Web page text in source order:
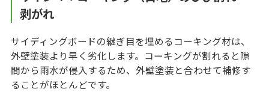
剥がれ
サイディングボードの継ぎ目を埋めるコーキング材は、
外壁塗装より早く劣化します。コーキングが割れると隙
間から雨水が侵入するため、外壁塗装と合わせて補修す
ることがほとんどです。